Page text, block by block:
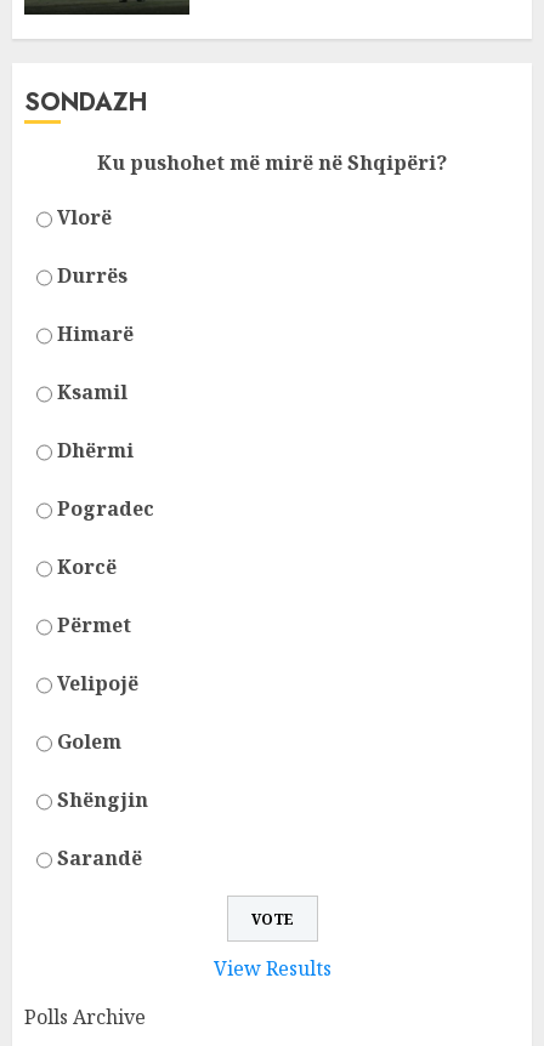
SONDAZH
Ku pushohet më mirë në Shqipëri?
Vlorë
Durrës
Himarë
Ksamil
Dhërmi
Pogradec
Korcë
Përmet
Velipojë
Golem
Shëngjin
Sarandë
View Results
Polls Archive